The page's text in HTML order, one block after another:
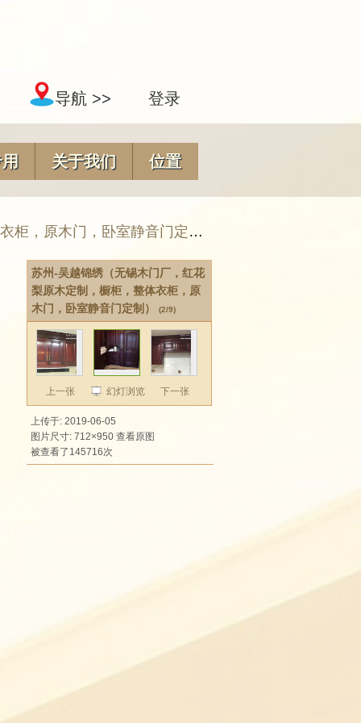
导航 >> 登录
关于我们 位置
，原木门，卧室静音门定制）
苏州-吴越锦绣（无锡木门厂，红花
梨原木定制，橱柜，整体衣柜，原
木门，卧室静音门定制）
(2/9)
上一张 幻灯浏览 下一张
上传于: 2019-06-05
图片尺寸: 712×950 查看原图
被查看了145716次